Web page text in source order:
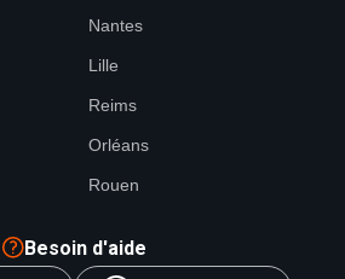
Nantes
Lille
Reims
Orléans
Rouen
Besoin d'aide